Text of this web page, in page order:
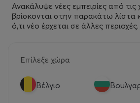
Ανακάλυψε νέες εμπειρίες από
βρίσκονται στην παρακάτω λίστα
ό,τι νέο έρχεται σε άλλες περιοχές.
Επίλεξε χώρα
Βέλγιο